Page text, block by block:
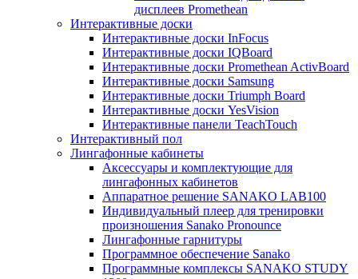
дисплеев Promethean
Интерактивные доски
Интерактивные доски InFocus
Интерактивные доски IQBoard
Интерактивные доски Promethean ActivBoard
Интерактивные доски Samsung
Интерактивные доски Triumph Board
Интерактивные доски YesVision
Интерактивные панели TeachTouch
Интерактивный пол
Лингафонные кабинеты
Аксессуары и комплектующие для
лингафонных кабинетов
Аппаратное решение SANAKO LAB100
Индивидуальный плеер для тренировки
произношения Sanako Pronounce
Лингафонные гарнитуры
Программное обеспечение Sanako
Программные комплексы SANAKO STUDY